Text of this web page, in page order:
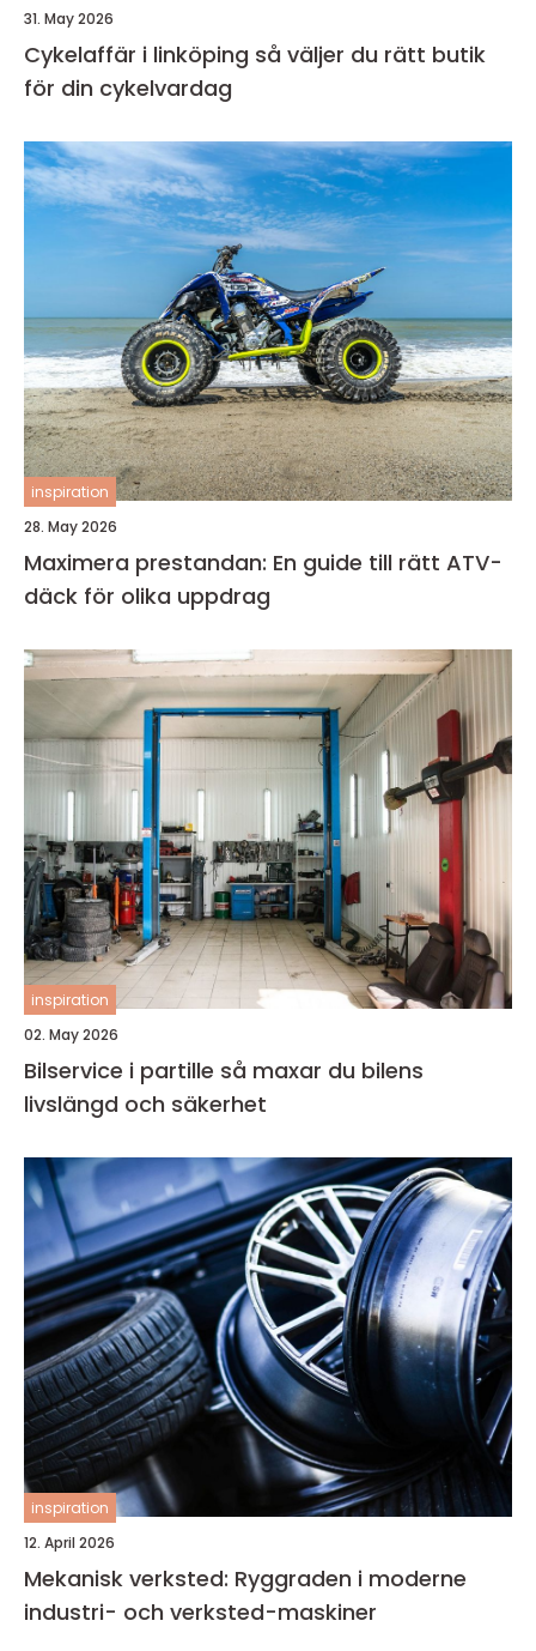
31. May 2026
Cykelaffär i linköping så väljer du rätt butik
för din cykelvardag
inspiration
28. May 2026
Maximera prestandan: En guide till rätt ATV-
däck för olika uppdrag
inspiration
02. May 2026
Bilservice i partille så maxar du bilens
livslängd och säkerhet
inspiration
12. April 2026
Mekanisk verksted: Ryggraden i moderne
industri- och verksted-maskiner